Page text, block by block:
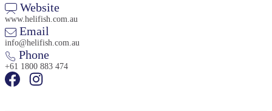
Website
www.helifish.com.au
Email
info@helifish.com.au
Phone
+61 1800 883 474